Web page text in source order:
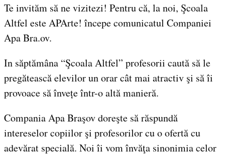
Te invităm să ne vizitezi! Pentru că, la noi, Şcoala
Altfel este APArte! începe comunicatul Companiei
Apa Bra.ov.
In săptămâna “Şcoala Altfel” profesorii caută să le
pregătească elevilor un orar cât mai atractiv şi să îi
provoace să învețe într-o altă manieră.
Compania Apa Braşov doreşte să răspundă
intereselor copiilor şi profesorilor cu o ofertă cu
adevărat specială. Noi îi vom învăţa sinonimia celor